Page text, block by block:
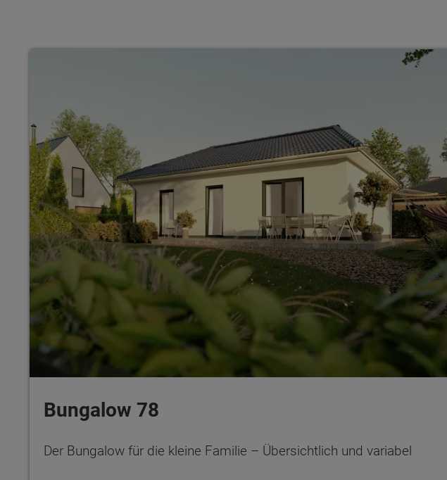
Bungalow 78
Der Bungalow für die kleine Familie – Übersichtlich und variabel